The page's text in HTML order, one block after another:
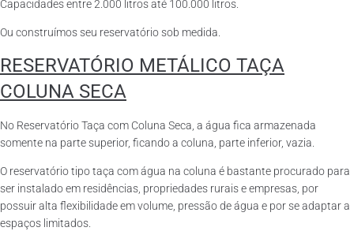
Capacidades entre 2.000 litros até 100.000 litros.
Ou construímos seu reservatório sob medida.
RESERVATÓRIO METÁLICO TAÇA
COLUNA SECA
No Reservatório Taça com Coluna Seca, a água fica armazenada
somente na parte superior, ficando a coluna, parte inferior, vazia.
O reservatório tipo taça com água na coluna é bastante procurado para
ser instalado em residências, propriedades rurais e empresas, por
possuir alta flexibilidade em volume, pressão de água e por se adaptar a
espaços limitados.